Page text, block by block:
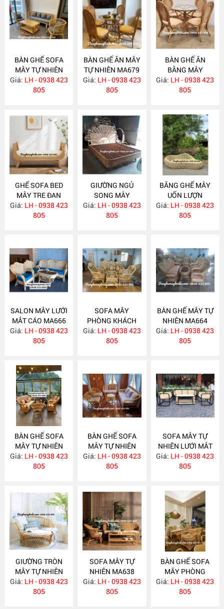
BÀN GHẾ SOFA
MÂY TỰ NHIÊN
MA681
Giá: LH - 0938 423
805
BÀN GHẾ ĂN MÂY
TỰ NHIÊN MA679
Giá: LH - 0938 423
805
BÀN GHẾ ĂN
BẰNG MÂY
MA678
Giá: LH - 0938 423
805
GHẾ SOFA BED
MÂY TRE ĐAN
MA671
Giá: LH - 0938 423
805
GIƯỜNG NGỦ
SONG MÂY
MA670
Giá: LH - 0938 423
805
BĂNG GHẾ MÂY
UỐN LƯỢN
MA667
Giá: LH - 0938 423
805
SALON MÂY LƯỚI
MẮT CÁO MA666
Giá: LH - 0938 423
805
SOFA MÂY
PHÒNG KHÁCH
MA665
Giá: LH - 0938 423
805
BÀN GHẾ MÂY TỰ
NHIÊN MA664
Giá: LH - 0938 423
805
BÀN GHẾ SOFA
MÂY TỰ NHIÊN
MA663
Giá: LH - 0938 423
805
BÀN GHẾ SOFA
MÂY TỰ NHIÊN
MA657
Giá: LH - 0938 423
805
SOFA MÂY TỰ
NHIÊN LƯỚI MẮT
CÁO MA656
Giá: LH - 0938 423
805
GIƯỜNG TRÒN
MÂY TỰ NHIÊN
MA652
Giá: LH - 0938 423
805
SOFA MÂY TỰ
NHIÊN MA638
Giá: LH - 0938 423
805
BÀN GHẾ SOFA
MÂY PHÒNG
KHÁCH HIỆN ĐẠI
MA637
Giá: LH - 0938 423
805